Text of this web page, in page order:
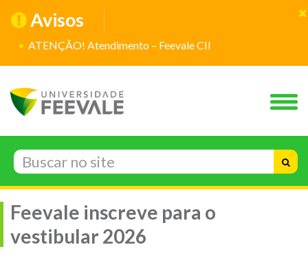
Avisos
ATENÇÃO! Atendimento – Feevale CII
Feevale inscreve para o
vestibular 2026